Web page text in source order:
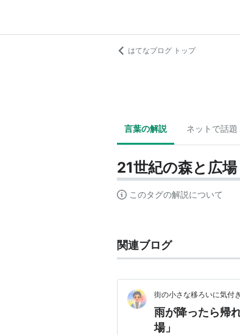
はてなブログ トップ
言葉の解説 ネットで話題
21世紀の森と広場
このタグの解説について
関連ブログ
街の小さな移ろいに気付
雨が降ったら帰
場」